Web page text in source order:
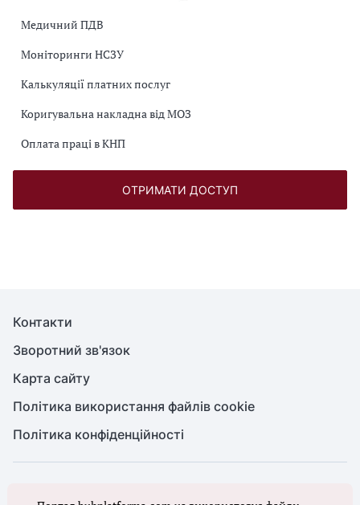
Медичний ПДВ
Моніторинги НСЗУ
Калькуляції платних послуг
Коригувальна накладна від МОЗ
Оплата праці в КНП
ОТРИМАТИ ДОСТУП
Контакти
Зворотний зв'язок
Карта сайту
Політика використання файлів cookie
Політика конфіденційності